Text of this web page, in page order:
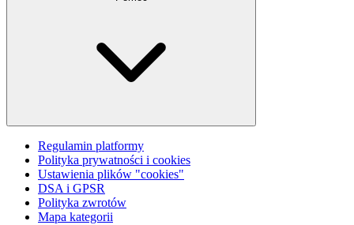
Regulamin platformy
Polityka prywatności i cookies
Ustawienia plików "cookies"
DSA i GPSR
Polityka zwrotów
Mapa kategorii